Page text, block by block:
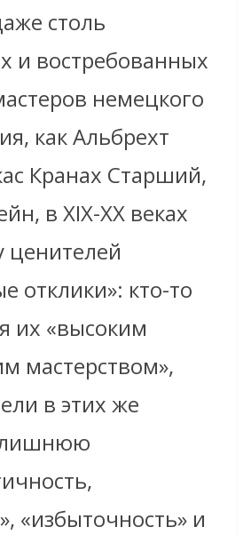
столь
и востребованных
немецкого
как Альбрехт
Кранах Старший,
в XIX-XX веках
ценителей
отклики»: кто-то
их «высоким
мастерством»,
в этих же
«избыточность» и